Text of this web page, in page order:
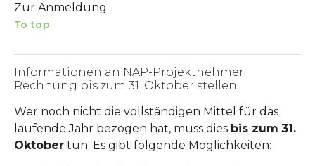
Zur Anmeldung
To top
Informationen an NAP-Projektnehmer:
Rechnung bis zum 31. Oktober stellen
Wer noch nicht die vollständigen Mittel für das
laufende Jahr bezogen hat, muss dies bis zum 31.
Oktober tun. Es gibt folgende Möglichkeiten: